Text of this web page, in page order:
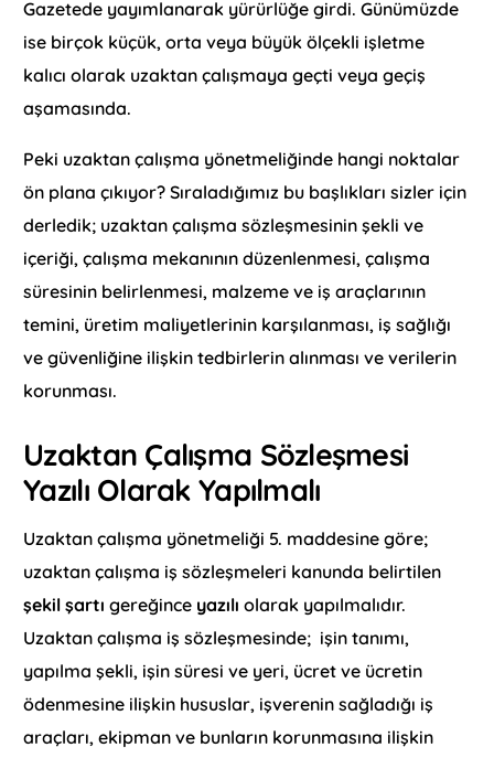
Gazetede yayımlanarak yürürlüğe girdi. Günümüzde
ise birçok küçük, orta veya büyük ölçekli işletme
kalıcı olarak uzaktan çalışmaya geçti veya geçiş
aşamasında.
Peki uzaktan çalışma yönetmeliğinde hangi noktalar
ön plana çıkıyor? Sıraladığımız bu başlıkları sizler için
derledik; uzaktan çalışma sözleşmesinin şekli ve
içeriği, çalışma mekanının düzenlenmesi, çalışma
süresinin belirlenmesi, malzeme ve iş araçlarının
temini, üretim maliyetlerinin karşılanması, iş sağlığı
ve güvenliğine ilişkin tedbirlerin alınması ve verilerin
korunması.
Uzaktan Çalışma Sözleşmesi
Yazılı Olarak Yapılmalı
Uzaktan çalışma yönetmeliği 5. maddesine göre;
uzaktan çalışma iş sözleşmeleri kanunda belirtilen
şekil şartı gereğince yazılıolarak yapılmalıdır.
Uzaktan çalışma iş sözleşmesinde; işin tanımı,
yapılma şekli, işin süresi ve yeri, ücret ve ücretin
ödenmesine ilişkin hususlar, işverenin sağladığı iş
araçları, ekipman ve bunların korunmasına ilişkin